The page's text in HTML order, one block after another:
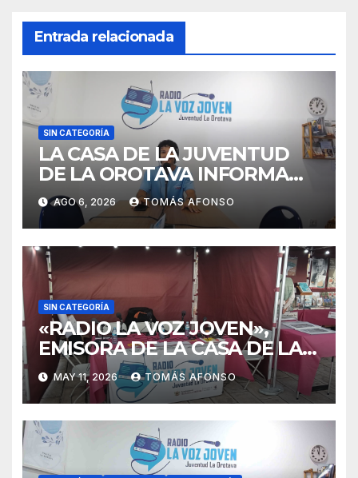
Entrada relacionada
SIN CATEGORÍA
LA CASA DE LA JUVENTUD
DE LA OROTAVA INFORMA
AGOSTO 2026
AGO 6, 2026 TOMÁS AFONSO
SIN CATEGORÍA
«RADIO LA VOZ JOVEN»,
EMISORA DE LA CASA DE LA
JUVENTUD DE LA OROTAVA,
CUMPLIÓ UNA VEZ MÁS CON
LA FERIA DEL LIBRO DE LA
VILLA.
MAY 11, 2026 TOMÁS AFONSO